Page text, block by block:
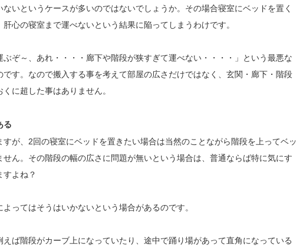
ないというケースが多いのではないでしょうか。その場合寝室にベッドを置く
心の寝室まで運べないという結果に陥ってしまうわけです。
ぶぞ～、あれ・・・・廊下や階段が狭すぎて運べない・・・・」という最悪な
です。なので搬入する事を考えて部屋の広さだけではなく、玄関・廊下・階段
に超した事はありません。
る
すが、2回の寝室にベッドを置きたい場合は当然のことながら階段を上ってベッ
せん。その階段の幅の広さに問題が無いという場合は、普通ならば特に気にす
すよね？
ってはそうはいかないという場合があるのです。
えば階段がカーブ上になっていたり、途中で踊り場があって直角になっている